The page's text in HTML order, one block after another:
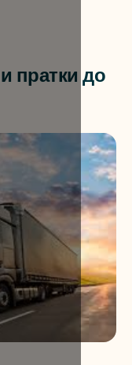
пратки до